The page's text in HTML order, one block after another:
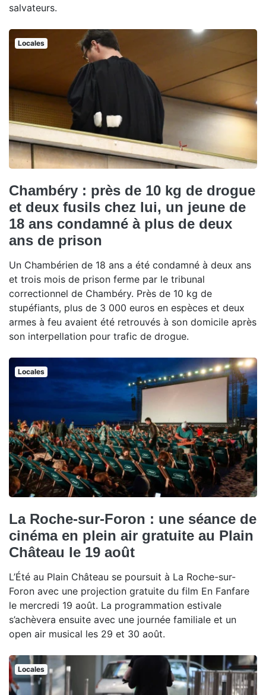
salvateurs.
Locales
Chambéry : près de 10 kg de drogue
et deux fusils chez lui, un jeune de
18 ans condamné à plus de deux
ans de prison
Un Chambérien de 18 ans a été condamné à deux ans
et trois mois de prison ferme par le tribunal
correctionnel de Chambéry. Près de 10 kg de
stupéfiants, plus de 3 000 euros en espèces et deux
armes à feu avaient été retrouvés à son domicile après
son interpellation pour trafic de drogue.
Locales
La Roche-sur-Foron : une séance de
cinéma en plein air gratuite au Plain
Château le 19 août
L’Été au Plain Château se poursuit à La Roche-sur-
Foron avec une projection gratuite du film En Fanfare
le mercredi 19 août. La programmation estivale
s’achèvera ensuite avec une journée familiale et un
open air musical les 29 et 30 août.
Locales